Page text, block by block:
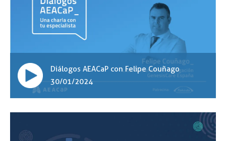
Diálogos AEACaP con Felipe Couñago
30/01/2024